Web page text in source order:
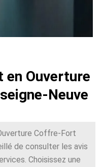
en Ouverture
Neuve
Coffre-Fort
de consulter les avis
Choisissez une